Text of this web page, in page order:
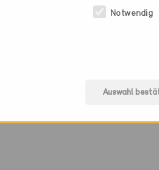
Notwendig
Auswahl